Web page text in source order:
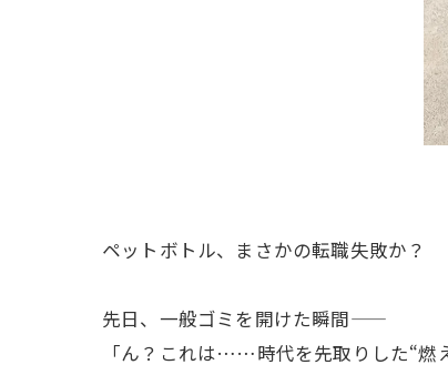
ペットボトル、まさかの転職失敗か？
先日、一般ゴミを開けた瞬間――
「ん？これは……時代を先取りした“燃